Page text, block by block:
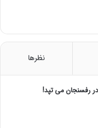
نظرها
در رفسنجان می تپد!